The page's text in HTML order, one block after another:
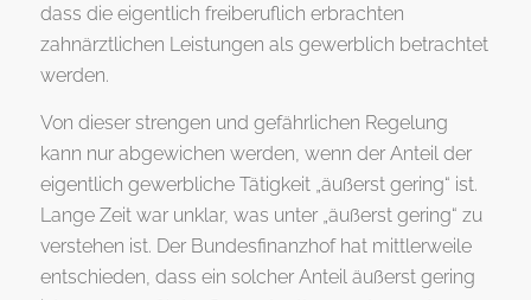
dass die eigentlich freiberuflich erbrachten
zahnärztlichen Leistungen als gewerblich betrachtet
werden.
Von dieser strengen und gefährlichen Regelung
kann nur abgewichen werden, wenn der Anteil der
eigentlich gewerbliche Tätigkeit „äußerst gering“ ist.
Lange Zeit war unklar, was unter „äußerst gering“ zu
verstehen ist. Der Bundesfinanzhof hat mittlerweile
entschieden, dass ein solcher Anteil äußerst gering